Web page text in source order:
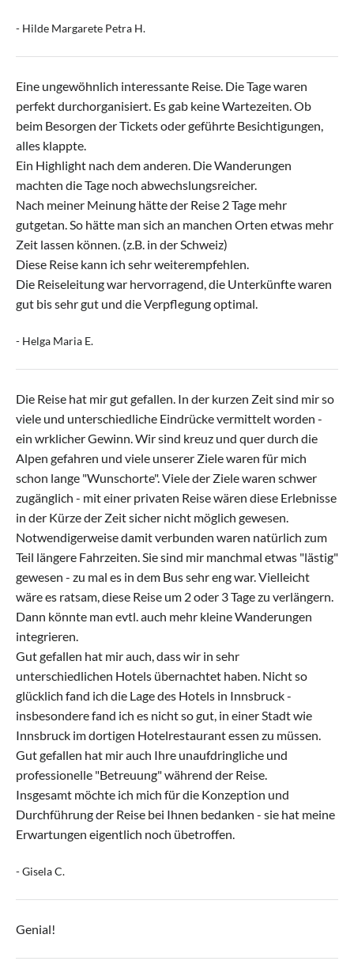
- Hilde Margarete Petra H.
Eine ungewöhnlich interessante Reise. Die Tage waren
perfekt durchorganisiert. Es gab keine Wartezeiten. Ob
beim Besorgen der Tickets oder geführte Besichtigungen,
alles klappte.
Ein Highlight nach dem anderen. Die Wanderungen
machten die Tage noch abwechslungsreicher.
Nach meiner Meinung hätte der Reise 2 Tage mehr
gutgetan. So hätte man sich an manchen Orten etwas mehr
Zeit lassen können. (z.B. in der Schweiz)
Diese Reise kann ich sehr weiterempfehlen.
Die Reiseleitung war hervorragend, die Unterkünfte waren
gut bis sehr gut und die Verpflegung optimal.
- Helga Maria E.
Die Reise hat mir gut gefallen. In der kurzen Zeit sind mir so
viele und unterschiedliche Eindrücke vermittelt worden -
ein wrklicher Gewinn. Wir sind kreuz und quer durch die
Alpen gefahren und viele unserer Ziele waren für mich
schon lange "Wunschorte". Viele der Ziele waren schwer
zugänglich - mit einer privaten Reise wären diese Erlebnisse
in der Kürze der Zeit sicher nicht möglich gewesen.
Notwendigerweise damit verbunden waren natürlich zum
Teil längere Fahrzeiten. Sie sind mir manchmal etwas "lästig"
gewesen - zu mal es in dem Bus sehr eng war. Vielleicht
wäre es ratsam, diese Reise um 2 oder 3 Tage zu verlängern.
Dann könnte man evtl. auch mehr kleine Wanderungen
integrieren.
Gut gefallen hat mir auch, dass wir in sehr
unterschiedlichen Hotels übernachtet haben. Nicht so
glücklich fand ich die Lage des Hotels in Innsbruck -
insbesondere fand ich es nicht so gut, in einer Stadt wie
Innsbruck im dortigen Hotelrestaurant essen zu müssen.
Gut gefallen hat mir auch Ihre unaufdringliche und
professionelle "Betreuung" während der Reise.
Insgesamt möchte ich mich für die Konzeption und
Durchführung der Reise bei Ihnen bedanken - sie hat meine
Erwartungen eigentlich noch übetroffen.
- Gisela C.
Genial!